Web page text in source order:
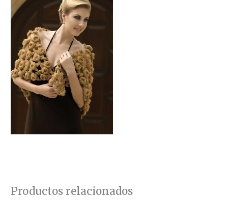
Productos relacionados